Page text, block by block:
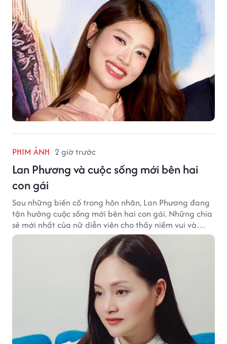
PHIM ẢNH 2 giờ trước
Lan Phương và cuộc sống mới bên hai
con gái
Sau những biến cố trong hôn nhân, Lan Phương đang
tận hưởng cuộc sống mới bên hai con gái. Những chia
sẻ mới nhất của nữ diễn viên cho thấy niềm vui và
hạnh phúc hiện tại đến từ những điều bình dị mỗi